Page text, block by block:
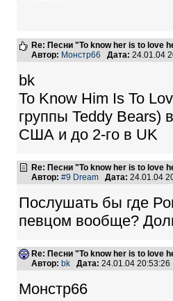
Re: Песни "To know her is to love
Автор: Монстр66 Дата: 24.01.04
bk
To Know Him Is To
группы Teddy Bears)
США и до 2-го в UK
Re: Песни "To know her is to love
Автор: #9 Dream Дата: 24.01.04
Послушать бы где
певцом вообще?
Re: Песни "To know her is to love
Автор: bk Дата: 24.01.04
Монстр66